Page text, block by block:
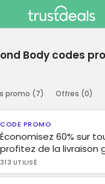
Body codes
promo (7) Offres (0)
CODE PROMO
Économisez 60% sur
profitez de la livraison
313 UTILISÉ